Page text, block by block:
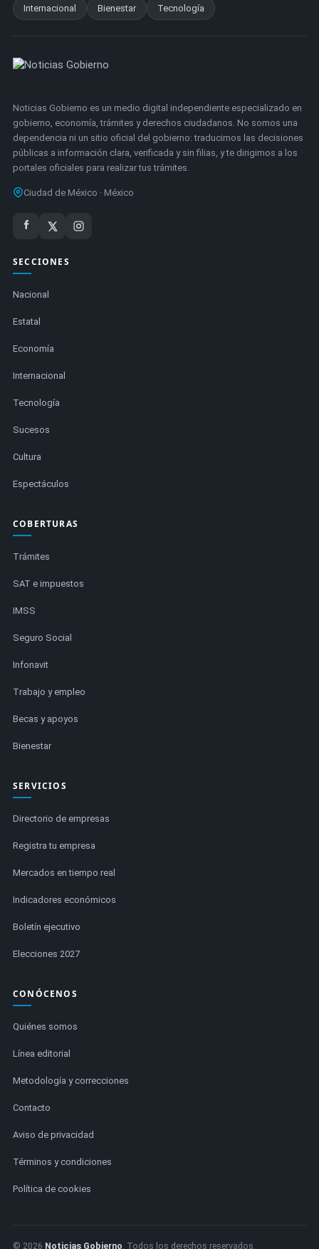
Internacional Bienestar Tecnología
Noticias Gobierno es un medio digital independiente especializado en
gobierno, economía, trámites y derechos ciudadanos. No somos una
dependencia ni un sitio oficial del gobierno: traducimos las decisiones
públicas a información clara, verificada y sin filias, y te dirigimos a los
portales oficiales para realizar tus trámites.
Ciudad de México · México
SECCIONES
Nacional
Estatal
Economía
Internacional
Tecnología
Sucesos
Cultura
Espectáculos
COBERTURAS
Trámites
SAT e impuestos
IMSS
Seguro Social
Infonavit
Trabajo y empleo
Becas y apoyos
Bienestar
SERVICIOS
Directorio de empresas
Registra tu empresa
Mercados en tiempo real
Indicadores económicos
Boletín ejecutivo
Elecciones 2027
CONÓCENOS
Quiénes somos
Línea editorial
Metodología y correcciones
Contacto
Aviso de privacidad
Términos y condiciones
Política de cookies
© 2026 Noticias Gobierno. Todos los derechos reservados.